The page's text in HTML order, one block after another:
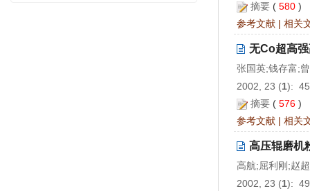
摘要 ( 580 )
参考文献 | 相关
无Co超高
张国英;钱存富;
2002, 23 (1):
摘要 ( 576 )
参考文献 | 相关
高压辊磨机
高航;屈利刚;赵超
2002, 23 (1):